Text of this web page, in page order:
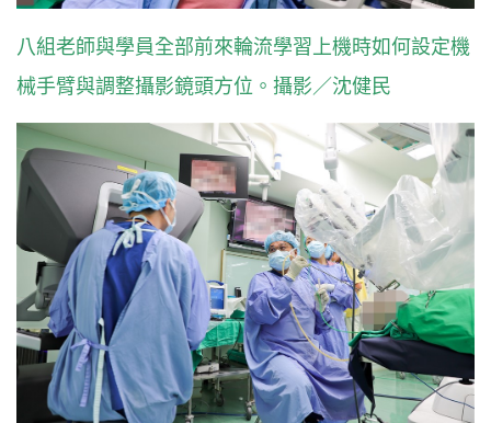
八組老師與學員全部前來輪流學習上機時如何設定機
械手臂與調整攝影鏡頭方位。攝影／沈健民